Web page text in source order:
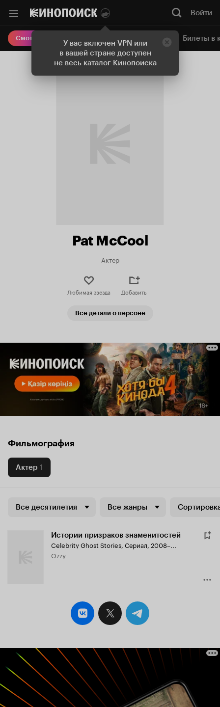
У вас включен VPN или
в вашей стране доступен
не весь каталог Кинопоиска
Войти
Смотреть кино Онлайн-кинотеатр Билеты в
Pat McCool
Актер
Любимая звезда Добавить
Все детали о персоне
Фильмография
Актер 1
Все десятилетия Все жанры
Истории призраков знаменитостей
Celebrity Ghost Stories, Сериал, 2008–...
Ozzy